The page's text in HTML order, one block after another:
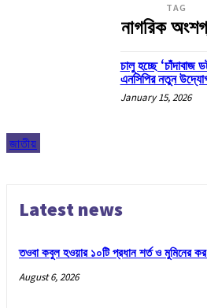
TAG
নাগরিক
জাতীয়
চালু হচ্ছে ‘চাঁদাবাজ
এনসিপির নতুন
January 15, 2026
Latest news
তওবা কবুল হওয়ার ১০টি প্রধান শর্ত ও মুমিনের
August 6, 2026